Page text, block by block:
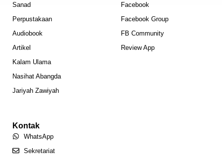
Sanad
Perpustakaan
Audiobook
Artikel
Kalam Ulama
Nasihat Abangda
Jariyah Zawiyah
Facebook
Facebook Group
FB Community
Review App
Kontak
WhatsApp
Sekretariat